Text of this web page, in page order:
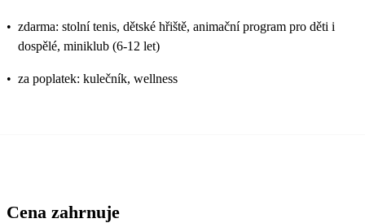
• zdarma: stolní tenis, dětské hřiště, animační program pro děti i
dospělé, miniklub (6-12 let)
• za poplatek: kulečník, wellness
Cena zahrnuje